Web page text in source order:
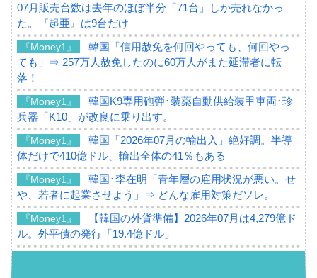
07月販売台数は去年のほぼ半分「71台」しか売れなかっ
た。『起亜』は9台だけ
『Money1』
韓国「信用赦免を何回やっても、何回やっ
ても」⇒ 257万人赦免したのに60万人がまた延滞者に転
落！
『Money1』
韓国K9専用砲弾･装薬自動供給装甲車両･珍
兵器「K10」が改良に乗り出す。
『Money1』
韓国「2026年07月の輸出入」絶好調。半導
体だけで410億ドル、輸出全体の41％もある
『Money1』
韓国･李在明「青年層の雇用状況が悪い。せ
や、若者に起業させよう」⇒ どんな雇用対策だソレ。
『Money1』
【韓国の外貨準備】2026年07月は4,279億ド
ル。外平債の発行「19.4億ドル」